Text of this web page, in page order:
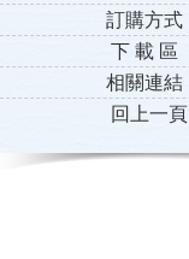
訂購方式
下 載 區
相關連結
回上一頁